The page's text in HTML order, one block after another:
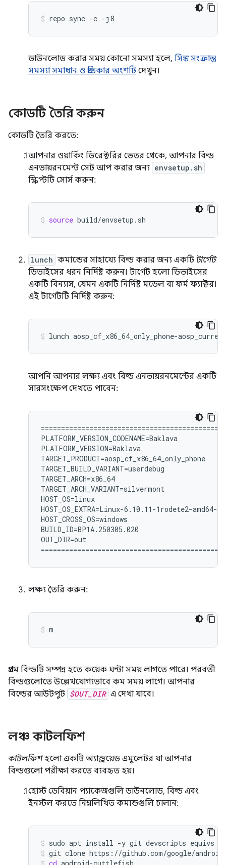
repo sync -c -j8
ডাউনলোড করার সময় কোনো সমস্যা হলে, সিঙ্ক সংক্রান্ত
সমস্যা সমাধান ও প্রতিকার অংশটি দেখুন।
কোডটি তৈরি করুন
কোডটি তৈরি করতে:
আপনার ওয়ার্কিং ডিরেক্টরির ভেতর থেকে, আপনার বিল্ড
এনভায়রনমেন্ট সেট আপ করার জন্য envsetup.sh
স্ক্রিপ্টটি সোর্স করুন:
source build/envsetup.sh
lunch কমান্ডের সাহায্যে বিল্ড করার জন্য একটি টার্গেট
ডিভাইসের ধরন নির্দিষ্ট করুন। টার্গেট হলো ডিভাইসের
একটি বিন্যাস, যেমন একটি নির্দিষ্ট মডেল বা ফর্ম ফ্যাক্টর।
এই টার্গেটটি নির্দিষ্ট করুন:
lunch aosp_cf_x86_64_only_phone-
আপনি আপনার লক্ষ্য এবং বিল্ড এনভায়রনমেন্টের একটি
সারসংক্ষেপ দেখতে পাবেন:
============================================
PLATFORM_VERSION_CODENAME=Baklava
PLATFORM_VERSION=Baklava
TARGET_PRODUCT=aosp_cf_x86_64_only_phone
TARGET_BUILD_VARIANT=userdebug
TARGET_ARCH=x86_64
TARGET_ARCH_VARIANT=silvermont
HOST_OS=linux
HOST_OS_EXTRA=Linux-6.10.11-1rodete2-
HOST_CROSS_OS=windows
BUILD_ID=BP1A.250305.020
OUT_DIR=out
লক্ষ্য তৈরি করুন:
m
প্রথম বিল্ডটি সম্পন্ন হতে কয়েক ঘন্টা সময় লাগতে পারে। পরবর্তী
বিল্ডগুলোতে উল্লেখযোগ্যভাবে কম সময় লাগে। আপনার
বিল্ডের আউটপুট $OUT_DIR এ দেখা যাবে।
লঞ্চ কাটলফিশ
কাটলফিশহলো একটি অ্যান্ড্রয়েড এমুলেটর যা আপনার
বিল্ডগুলো পরীক্ষা করতে ব্যবহৃত হয়।
হোস্ট ডেবিয়ান প্যাকেজগুলি ডাউনলোড, বিল্ড এবং
ইনস্টল করতে নিম্নলিখিত কমান্ডগুলি চালান:
sudo apt install -y git devscripts equivs
git clone https://github.com/google/